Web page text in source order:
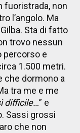
fuoristrada, non
l’angolo. Ma
Sta di fatto
trovo nessun
percorso e
1.500 metri.
che dormono a
tra me e me
difficile…” e
Sassi grossi
che non